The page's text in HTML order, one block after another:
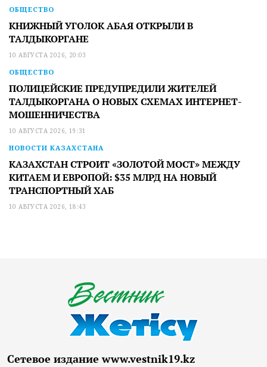
ОБЩЕСТВО
КНИЖНЫЙ УГОЛОК АБАЯ ОТКРЫЛИ В
ТАЛДЫКОРГАНЕ
10 АВГУСТА 2026, 20:03
ОБЩЕСТВО
ПОЛИЦЕЙСКИЕ ПРЕДУПРЕДИЛИ ЖИТЕЛЕЙ
ТАЛДЫКОРГАНА О НОВЫХ СХЕМАХ ИНТЕРНЕТ-
МОШЕННИЧЕСТВА
10 АВГУСТА 2026, 19:31
НОВОСТИ КАЗАХСТАНА
КАЗАХСТАН СТРОИТ «ЗОЛОТОЙ МОСТ» МЕЖДУ
КИТАЕМ И ЕВРОПОЙ: $35 МЛРД НА НОВЫЙ
ТРАНСПОРТНЫЙ ХАБ
10 АВГУСТА 2026, 18:43
Сетевое издание www.vestnik19.kz